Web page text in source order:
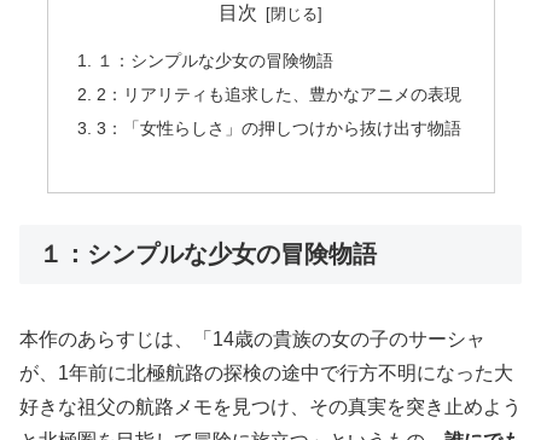
目次
１：シンプルな少女の冒険物語
2：リアリティも追求した、豊かなアニメの表現
3：「女性らしさ」の押しつけから抜け出す物語
１：シンプルな少女の冒険物語
本作のあらすじは、「14歳の貴族の女の子のサーシャ
が、1年前に北極航路の探検の途中で行方不明になった大
好きな祖父の航路メモを見つけ、その真実を突き止めよう